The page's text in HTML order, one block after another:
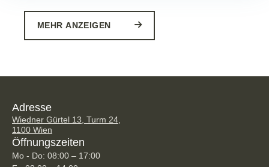
MEHR ANZEIGEN
Adresse
Wiedner Gürtel 13, Turm 24,
1100 Wien
Öffnungszeiten
Mo - Do: 08:00 – 17:00